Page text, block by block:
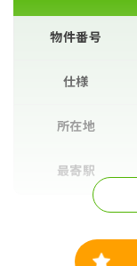
物件番号
仕様
所在地
最寄駅